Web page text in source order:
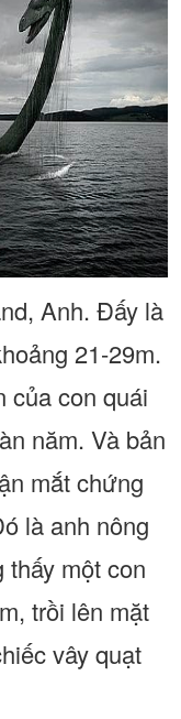
Anh. Đấy là
21-29m.
của con quái
năm. Và bản
mắt chứng
là anh nông
thấy một con
trồi lên mặt
vây quạt